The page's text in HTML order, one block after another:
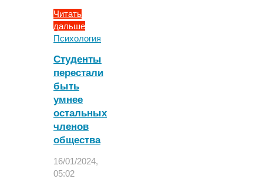
Читать
дальше
"Мозг
отличается
от
мозга
одноязычных
еще
до
того,
они
начинают
Психология
Студенты
перестали
быть
умнее
остальных
членов
общества
16/01/2024,
05:02